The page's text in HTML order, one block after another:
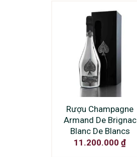
Rượu Champagne
Armand De Brignac
Blanc De Blancs
11.200.000₫